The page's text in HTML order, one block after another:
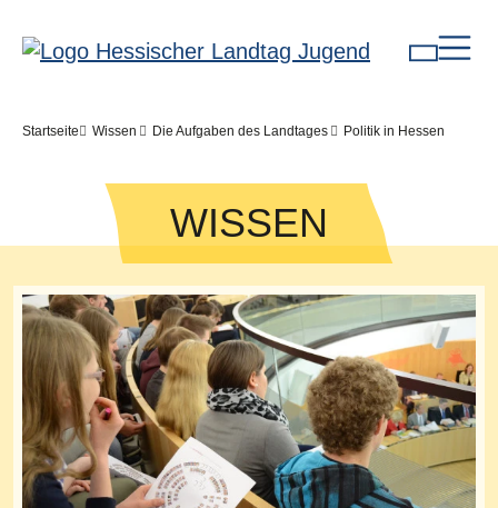
Pfadnavigation
Startseite Wissen Die Aufgaben des Landtages Politik in Hessen
WISSEN
Bilddatei